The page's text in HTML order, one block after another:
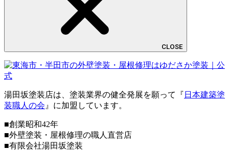
CLOSE
湯田坂塗装店は、塗装業界の健全発展を願って『 日本建築塗
装職人の会 』に加盟しています。
■創業昭和42年
■外壁塗装・屋根修理の職人直営店
■有限会社湯田坂塗装